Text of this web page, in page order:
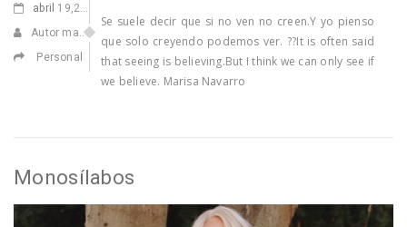
abril 19,2021
Autor manuel
Personal
Se suele decir que si no ven no creen.Y yo pienso
que solo creyendo podemos ver. ??It is often said
that seeing is believing.But I think we can only see if
we believe. Marisa Navarro
Monosílabos